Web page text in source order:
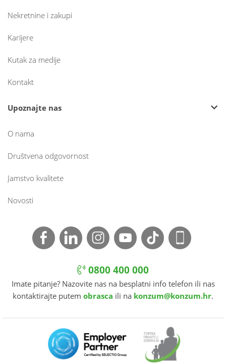
Nekretnine i zakupi
Karijere
Kutak za medije
Kontakt
Upoznajte nas
O nama
Društvena odgovornost
Jamstvo kvalitete
Novosti
0800 400 000
Imate pitanje? Nazovite nas na besplatni info telefon ili nas
kontaktirajte putem obrasca ili na konzum@konzum.hr.